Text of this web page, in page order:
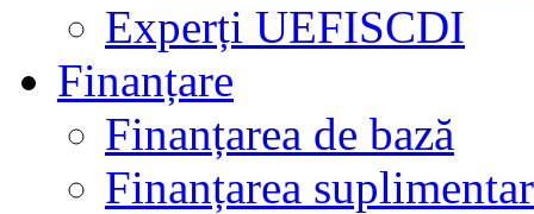
Experți UEFISCDI
Finanțare
Finanțarea de bază
Finanțarea